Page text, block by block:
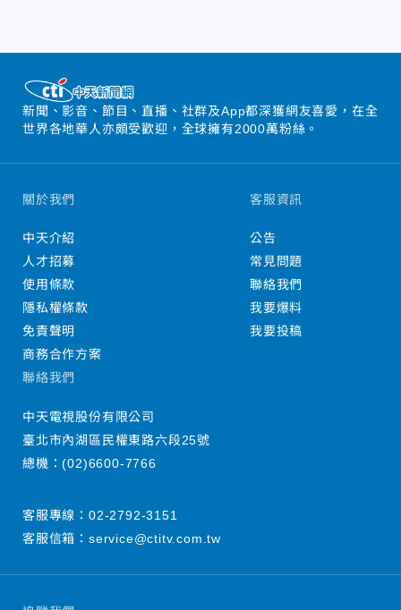
新聞、影音、節目、直播、社群及App都深獲網友喜愛，在全
世界各地華人亦頗受歡迎，全球擁有2000萬粉絲。
關於我們
中天介紹
人才招募
使用條款
隱私權條款
免責聲明
商務合作方案
客服資訊
公告
常見問題
聯絡我們
我要爆料
我要投稿
聯絡我們
中天電視股份有限公司
臺北市內湖區民權東路六段25號
總機：(02)6600-7766
客服專線： 02-2792-3151
客服信箱： service@ctitv.com.tw